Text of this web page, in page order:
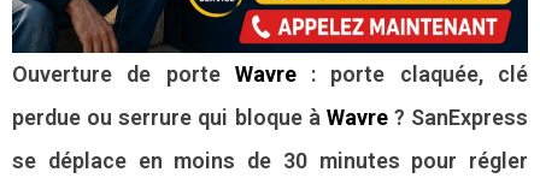
Ouverture de porte Wavre
: porte claquée, clé
perdue ou serrure qui bloque à Wavre ? SanExpress
se déplace en moins de 30 minutes pour régler